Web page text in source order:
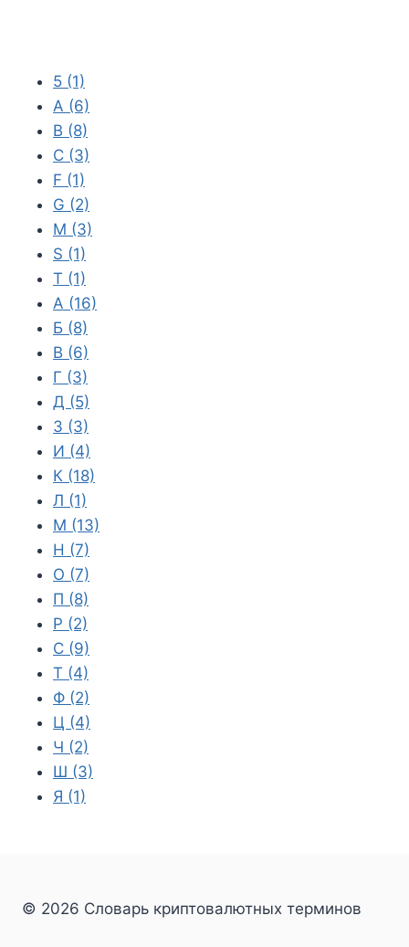
5 (1)
A (6)
B (8)
C (3)
F (1)
G (2)
M (3)
S (1)
T (1)
А (16)
Б (8)
В (6)
Г (3)
Д (5)
З (3)
И (4)
К (18)
Л (1)
М (13)
Н (7)
О (7)
П (8)
Р (2)
С (9)
Т (4)
Ф (2)
Ц (4)
Ч (2)
Ш (3)
Я (1)
© 2026 Словарь криптовалютных терминов